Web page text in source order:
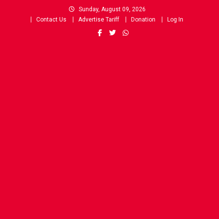
Sunday, August 09, 2026
Contact Us
Advertise Tariff Donation Log In